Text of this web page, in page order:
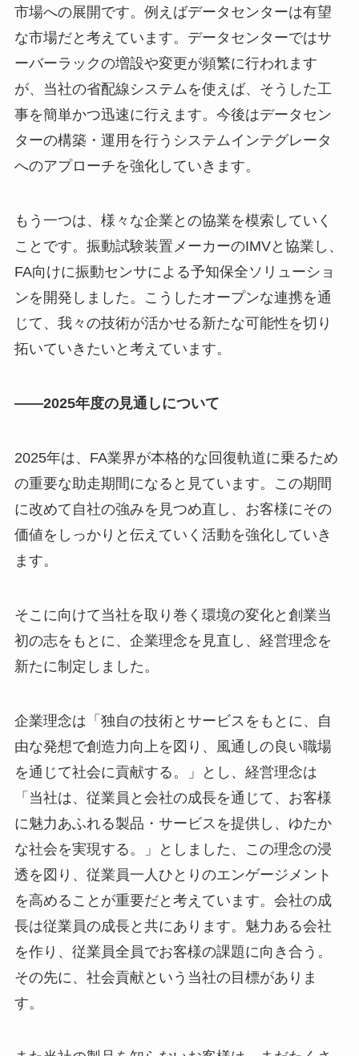
市場への展開です。例えばデータセンターは有望
な市場だと考えています。データセンターではサ
ーバーラックの増設や変更が頻繁に行われます
が、当社の省配線システムを使えば、そうした工
事を簡単かつ迅速に行えます。今後はデータセン
ターの構築・運用を行うシステムインテグレータ
へのアプローチを強化していきます。
もう一つは、様々な企業との協業を模索していく
ことです。振動試験装置メーカーのIMVと協業し、
FA向けに振動センサによる予知保全ソリューショ
ンを開発しました。こうしたオープンな連携を通
じて、我々の技術が活かせる新たな可能性を切り
拓いていきたいと考えています。
――2025年度の見通しについて
2025年は、FA業界が本格的な回復軌道に乗るため
の重要な助走期間になると見ています。この期間
に改めて自社の強みを見つめ直し、お客様にその
価値をしっかりと伝えていく活動を強化していき
ます。
そこに向けて当社を取り巻く環境の変化と創業当
初の志をもとに、企業理念を見直し、経営理念を
新たに制定しました。
企業理念は「独自の技術とサービスをもとに、自
由な発想で創造力向上を図り、風通しの良い職場
を通じて社会に貢献する。」とし、経営理念は
「当社は、従業員と会社の成長を通じて、お客様
に魅力あふれる製品・サービスを提供し、ゆたか
な社会を実現する。」としました、この理念の浸
透を図り、従業員一人ひとりのエンゲージメント
を高めることが重要だと考えています。会社の成
長は従業員の成長と共にあります。魅力ある会社
を作り、従業員全員でお客様の課題に向き合う。
その先に、社会貢献という当社の目標がありま
す。